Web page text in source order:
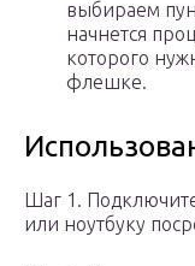
выбираем
начнется
которого
флешке.
Шаг 1.
или ноутбуку